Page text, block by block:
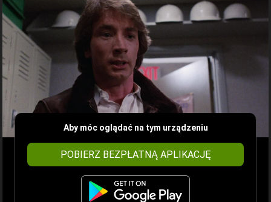
Aby móc oglądać na tym urządzeniu
POBIERZ BEZPŁATNĄ APLIKACJĘ